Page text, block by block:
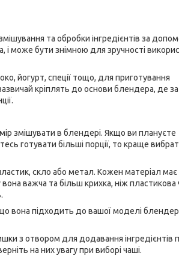
та обробки інгредієнтів за
може бути знімною для зручності
йогурт, спеції тощо, для приготування
кріплять до основи блендера, де за
змішувати в блендері. Якщо ви плануєте
готувати більші порції, то краще
скло або метал. Кожен матеріал має
важча та більш крихка, ніж пластикова
вона підходить до вашої моделі
з отвором для додавання інгредієнтів
на них увагу при виборі чаші.